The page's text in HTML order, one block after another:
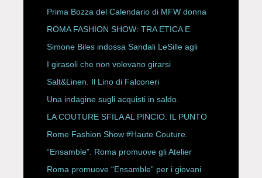
Prima Bozza del Calendario di MFW donna
P/E 2027
ROMA FASHION SHOW: TRA ETICA E
HAUTE COUTURE
Simone Biles indossa Sandali LeSille agli
ESPY Awards 2026
I girasoli che non volevano girarsi
Salt&Linen. Il Lino di Falconeri
Una indagine sugli acquisti in saldo.
LA COUTURE SFILA AL PINCIO. IL PUNTO
CON ALESSANDRO ONORATO E
ROBERTA ANGELILLI
Rome Fashion Show #Haute Couture.
“Ensamble”. Roma promuove gli Atelier
Storici
Roma promuove “Ensamble” per i giovani